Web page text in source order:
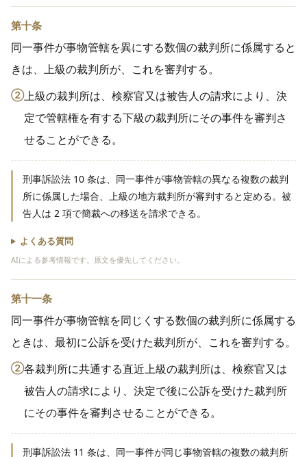
第十条
同一事件が事物管轄を異にする数個の裁判所に係属すると
きは、上級の裁判所が、これを審判する。
②上級の裁判所は、検察官又は被告人の請求により、決
定で管轄権を有する下級の裁判所にその事件を審判さ
せることができる。
刑事訴訟法 10 条は、同一事件が事物管轄の異なる複数の裁判
所に係属した場合、上級の地方裁判所が審判すると定める。被
告人は 2 項で簡裁への移送を請求できる。
よくある質問
AIによる参考情報です。原文を優先してください。
第十一条
同一事件が事物管轄を同じくする数個の裁判所に係属する
ときは、最初に公訴を受けた裁判所が、これを審判する。
②各裁判所に共通する直近上級の裁判所は、検察官又は
被告人の請求により、決定で後に公訴を受けた裁判所
にその事件を審判させることができる。
刑事訴訟法 11 条は、同一事件が同じ事物管轄の複数の裁判所